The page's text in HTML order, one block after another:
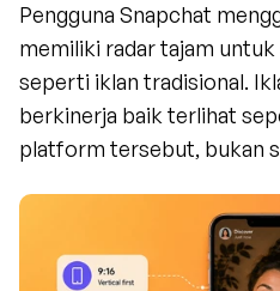
Pengguna Snapchat
memiliki radar tajam
seperti iklan tradisional.
berkinerja baik terlihat
platform tersebut, bukan